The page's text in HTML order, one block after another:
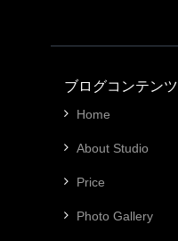
ブログコンテンツ
Home
About Studio
Price
Photo Gallery